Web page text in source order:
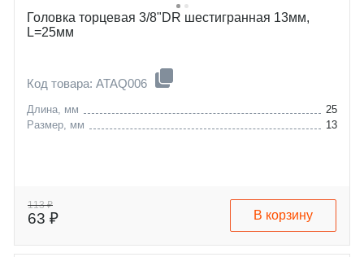
Головка торцевая 3/8"DR шестигранная 13мм,
L=25мм
Код товара: ATAQ006
Длина, мм
25
Размер, мм
13
113 ₽
63 ₽ В корзину